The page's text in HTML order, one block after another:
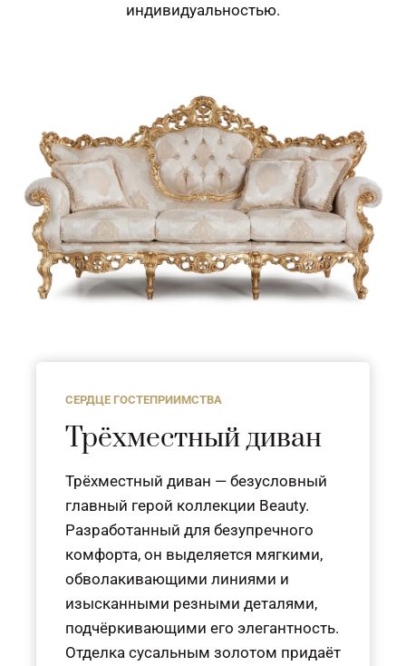
индивидуальностью.
СЕРДЦЕ ГОСТЕПРИИМСТВА
Трёхместный диван
Трёхместный диван — безусловный
главный герой коллекции Beauty.
Разработанный для безупречного
комфорта, он выделяется мягкими,
обволакивающими линиями и
изысканными резными деталями,
подчёркивающими его элегантность.
Отделка сусальным золотом придаёт